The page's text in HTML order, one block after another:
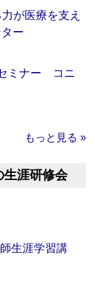
が医療を支え
ー
ミナー コニ
もっと見る »
生涯研修会
生涯学習講